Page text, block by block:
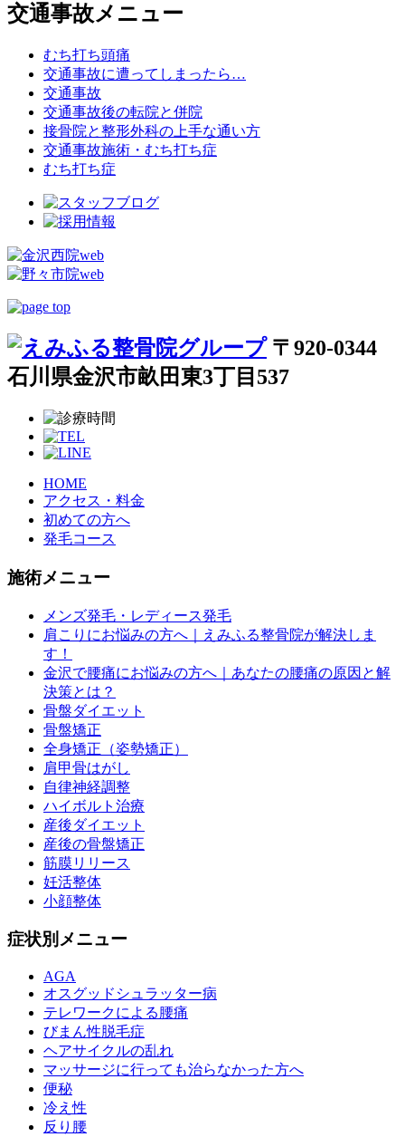
交通事故メニュー
むち打ち頭痛
交通事故に遭ってしまったら…
交通事故
交通事故後の転院と併院
接骨院と整形外科の上手な通い方
交通事故施術・むち打ち症
むち打ち症
〒920-0344
石川県金沢市畝田東3丁目537
HOME
アクセス・料金
初めての方へ
発毛コース
施術メニュー
メンズ発毛・レディース発毛
肩こりにお悩みの方へ｜えみふる整骨院が解決しま
す！
金沢で腰痛にお悩みの方へ｜あなたの腰痛の原因と解
決策とは？
骨盤ダイエット
骨盤矯正
全身矯正（姿勢矯正）
肩甲骨はがし
自律神経調整
ハイボルト治療
産後ダイエット
産後の骨盤矯正
筋膜リリース
妊活整体
小顔整体
症状別メニュー
AGA
オスグッドシュラッター病
テレワークによる腰痛
びまん性脱毛症
ヘアサイクルの乱れ
マッサージに行っても治らなかった方へ
便秘
冷え性
反り腰